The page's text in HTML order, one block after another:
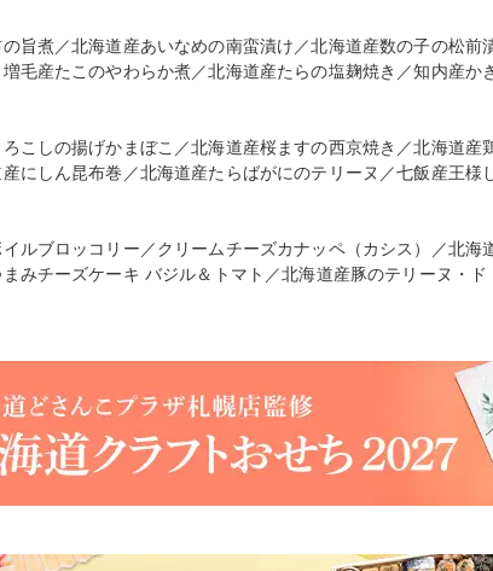
旨煮／北海道産あいなめの南蛮漬け／北海道産数の子の松
毛産たこのやわらか煮／北海道産たらの塩麹焼き／知内産か
こしの揚げかまぼこ／北海道産桜ますの西京焼き／北海道
にしん昆布巻／北海道産たらばがにのテリーヌ／七飯産王様
ルブロッコリー／クリームチーズカナッペ（カシス）／北
みチーズケーキ バジル＆トマト／北海道産豚のテリーヌ・